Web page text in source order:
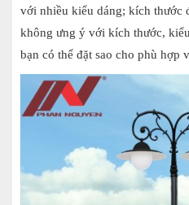
với nhiều kiểu dáng; kích thước
không ưng ý với kích thước,
bạn có thể đặt sao cho phù hợp